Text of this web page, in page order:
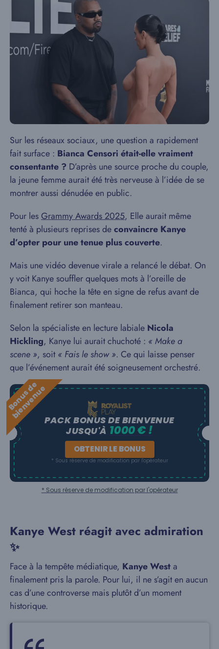
Sur les réseaux sociaux, une question a rapidement
fait surface : Bianca Censori était-elle vraiment
consentante ? D’après une source proche du couple,
la jeune femme aurait été très nerveuse à l’idée de se
montrer aussi dénudée en public.
Pour lesGrammy Awards 2025, Elle aurait même
tenté à plusieurs reprises deconvaincre Kanye
d’opter pour une tenue plus couverte.
Mais une vidéo devenue virale a relancé le débat. On
y voit Kanye souffler quelques mots à l’oreille de
Bianca, qui hoche la tête en signe de refus avant de
finalement retirer son manteau.
Selon la spécialiste en lecture labiale Nicola
Hickling, Kanye lui aurait chuchoté : « Make a
scene », soit« Fais le show ». Ce qui laisse penser
que l’événement aurait été soigneusement orchestré.
B
o
n
u
s
d
e
b
i
e
n
v
e
n
u
ePACK BONUS DE BIENVENUE
JUSQU'À 1000 € !
OBTENIR LE BONUS
* Sous réserve de modification par l'opérateur
* Sous réserve de modification par l'opérateur
Kanye West réagit avec admiration
✨
Face à la tempête médiatique, Kanye Westa
finalement pris la parole. Pour lui, il ne s’agit en aucun
cas d’une controverse mais plutôt d’un moment
historique.